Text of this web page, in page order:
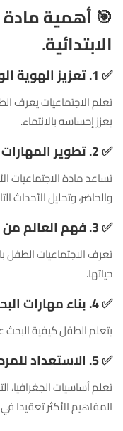
🎯 أهمية مادة
الابتدائية.
✅1. تعزيز الهوية الوطنية
تعلم الاجتماعيات يعرف
يعزز إحساسه بالانتماء.
✅2. تطوير المهارات التحليلية
تساعد مادة الاجتماعيات
والحاضر، وتحليل الأحداث
✅3. فهم العالم من حولهم
تعرف الاجتماعيات الطفل
حياتها.
✅4. بناء مهارات البحث والاستكشاف
يتعلم الطفل كيفية
✅5. الاستعداد للمرحل الدراسية الأعلى
تعلم أساسيات الجغرافيا،
المفاهيم الأكثر تعقيدا